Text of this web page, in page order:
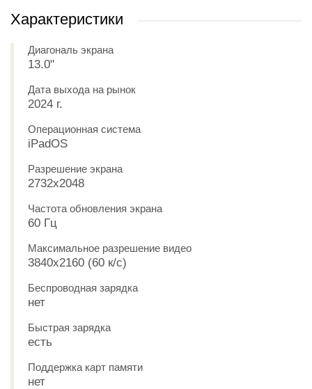
Характеристики
Диагональ экрана
13.0"
Дата выхода на рынок
2024 г.
Операционная система
iPadOS
Разрешение экрана
2732x2048
Частота обновления экрана
60 Гц
Максимальное разрешение видео
3840x2160 (60 к/с)
Беспроводная зарядка
нет
Быстрая зарядка
есть
Поддержка карт памяти
нет